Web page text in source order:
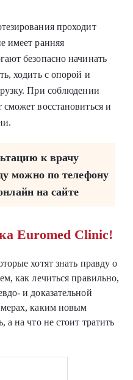
проходит
имеет ранняя
безопасно начинать
ходить с опорой и
При соблюдении
восстановиться и
к врачу
можно по телефону
на сайте
Euromed Clinic!
хотят знать правду о
как лечиться правильно,
и доказательной
каким новым
а на что не стоит тратить